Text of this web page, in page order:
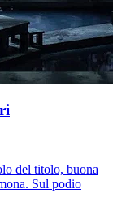
del titolo, buona
Sul podio